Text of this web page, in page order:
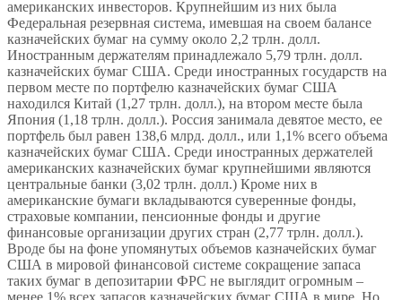
американских инвесторов. Крупнейшим из них была
Федеральная резервная система, имевшая на своем балансе
казначейских бумаг на сумму около 2,2 трлн. долл.
Иностранным держателям принадлежало 5,79 трлн. долл.
казначейских бумаг США. Среди иностранных государств на
первом месте по портфелю казначейских бумаг США
находился Китай (1,27 трлн. долл.), на втором месте была
Япония (1,18 трлн. долл.). Россия занимала девятое место, ее
портфель был равен 138,6 млрд. долл., или 1,1% всего объема
казначейских бумаг США. Среди иностранных держателей
американских казначейских бумаг крупнейшими являются
центральные банки (3,02 трлн. долл.) Кроме них в
американские бумаги вкладываются суверенные фонды,
страховые компании, пенсионные фонды и другие
финансовые организации других стран (2,77 трлн. долл.).
Вроде бы на фоне упомянутых объемов казначейских бумаг
США в мировой финансовой системе сокращение запаса
таких бумаг в депозитарии ФРС не выглядит огромным –